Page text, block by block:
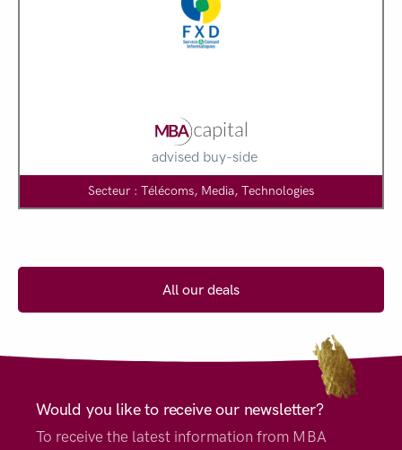
advised buy-side
Secteur : Télécoms, Media, Technologies
All our deals
Would you like to receive our newsletter?
To receive the latest information from MBA